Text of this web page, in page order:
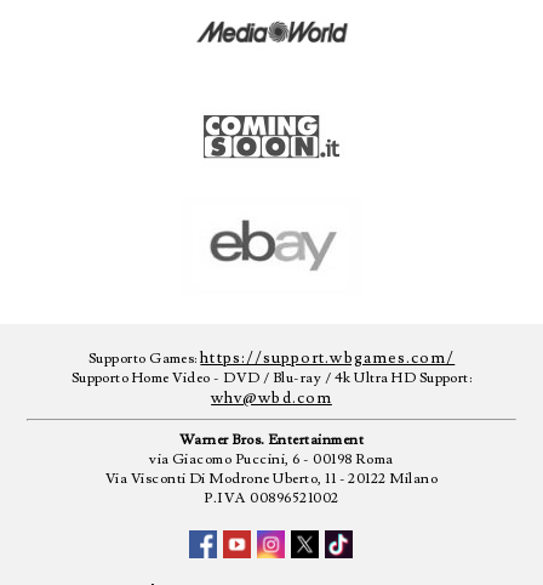
Supporto Games:https://support.wbgames.com/
Supporto Home Video - DVD / Blu-ray / 4k Ultra HD Support:
whv@wbd.com
Warner Bros. Entertainment
via Giacomo Puccini, 6 - 00198 Roma
Via Visconti Di Modrone Uberto, 11 - 20122 Milano
P.IVA 00896521002